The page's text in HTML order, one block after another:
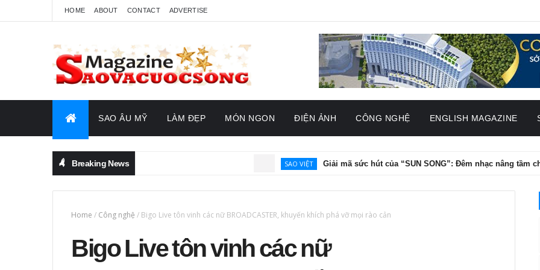
HOME ABOUT CONTACT ADVERTISE
SAO ÂU MỸ LÀM ĐẸP MÓN NGON ĐIỆN ẢNH CÔNG NGHỆ ENGLISH MAGAZINE
Breaking News Giải mã sức hút của “SUN SONG”: Đêm nhạc nâng tầm chân dung
Home / Công nghệ / Bigo Live tôn vinh các nữ BROADCASTER, khuyến khích phá vỡ mọi rào cản
Bigo Live tôn vinh các nữ